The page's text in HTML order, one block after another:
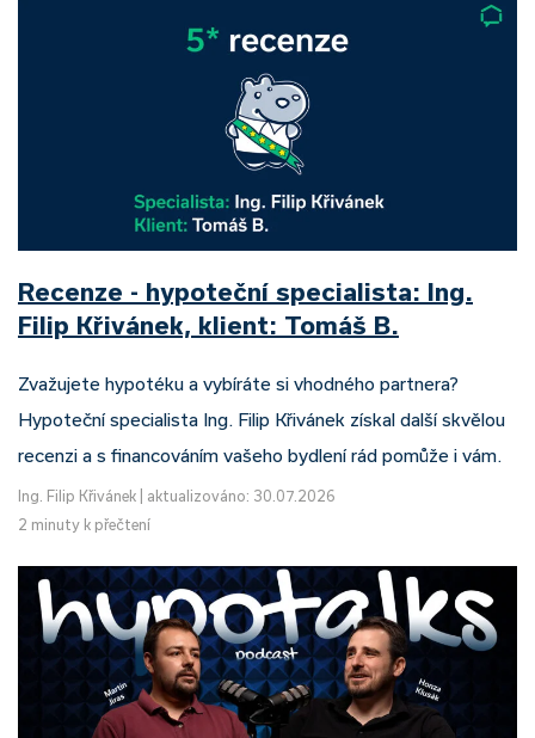
Recenze - hypoteční specialista: Ing.
Filip Křivánek, klient: Tomáš B.
Zvažujete hypotéku a vybíráte si vhodného partnera?
Hypoteční specialista Ing. Filip Křivánek získal další skvělou
recenzi a s financováním vašeho bydlení rád pomůže i vám.
Ing. Filip Křivánek
aktualizováno: 30.07.2026
2 minuty k přečtení